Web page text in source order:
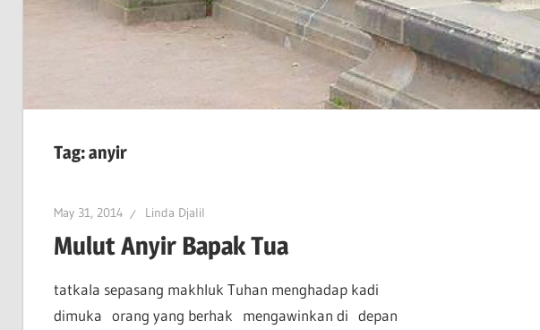
Tag:anyir
May 31, 2014 Linda Djalil
Mulut Anyir Bapak Tua
tatkala sepasang makhluk Tuhan menghadap kadi
dimuka orang yang berhak mengawinkan di depan